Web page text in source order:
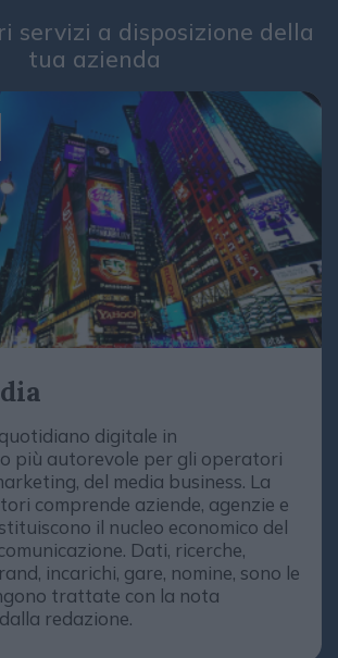
servizi a disposizione della
tua azienda
digitale in
più autorevole per gli operatori
del media business. La
comprende aziende, agenzie e
il nucleo economico del
Dati, ricerche,
incarichi, gare, nomine, sono le
trattate con la nota
redazione.